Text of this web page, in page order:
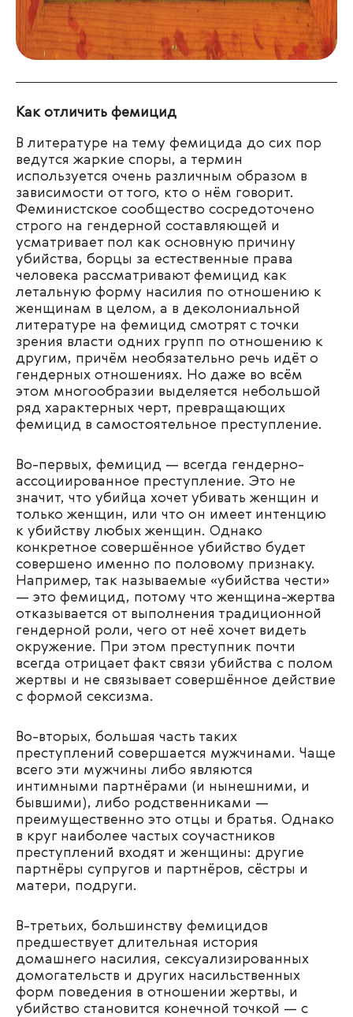
Как отличить фемицид
В литературе на тему фемицида до сих пор
ведутся жаркие споры, а термин
используется очень различным образом в
зависимости от того, кто о нём говорит.
Феминистское сообщество сосредоточено
строго на гендерной составляющей и
усматривает пол как основную причину
убийства, борцы за естественные права
человека рассматривают фемицид как
летальную форму насилия по отношению к
женщинам в целом, а в деколониальной
литературе на фемицид смотрят с точки
зрения власти одних групп по отношению к
другим, причём необязательно речь идёт о
гендерных отношениях. Но даже во всём
этом многообразии выделяется небольшой
ряд характерных черт, превращающих
фемицид в самостоятельное преступление.
Во-первых, фемицид — всегда гендерно-
ассоциированное преступление. Это не
значит, что убийца хочет убивать женщин и
только женщин, или что он имеет интенцию
к убийству любых женщин. Однако
конкретное совершённое убийство будет
совершено именно по половому признаку.
Например, так называемые «убийства чести»
— это фемицид, потому что женщина-жертва
отказывается от выполнения традиционной
гендерной роли, чего от неё хочет видеть
окружение. При этом преступник почти
всегда отрицает факт связи убийства с полом
жертвы и не связывает совершённое действие
с формой сексизма.
Во-вторых, большая часть таких
преступлений совершается мужчинами. Чаще
всего эти мужчины либо являются
интимными партнёрами (и нынешними, и
бывшими), либо родственниками —
преимущественно это отцы и братья. Однако
в круг наиболее частых соучастников
преступлений входят и женщины: другие
партнёры супругов и партнёров, сёстры и
матери, подруги.
В-третьих, большинству фемицидов
предшествует длительная история
домашнего насилия, сексуализированных
домогательств и других насильственных
форм поведения в отношении жертвы, и
убийство становится конечной точкой — с